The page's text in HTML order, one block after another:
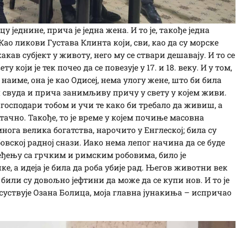
прича је једна жена. И то је, такође једна
ликови Густава Клинта који, сви, као да су морске
субјект у животу, него му се ствари дешавају. И то се
који је тек почео да се повезује у 17. и 18. веку. И у том,
она је као Одисеј, нема улогу жене, што би била
свуда и прича занимљиву причу у свету у којем живи.
тобом и учи те како би требало да живиш, а
Такође, то је време у којем почиње масовна
велика богатства, нарочито у Енглеској; била су
радној снази. Иако нема лепог начина да се буде
са грчким и римским робовима, било је
а идеја је била да роба убије рад. Његов животни век
су довољно јефтини да може да се купи нов. И то је
Озана Болица, моја главна јунакиња – испричао